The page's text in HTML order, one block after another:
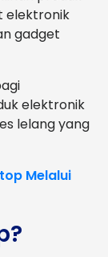
elektronik
gadget
elektronik
lelang yang
Melalui